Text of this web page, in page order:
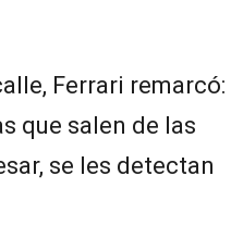
Ferrari remarcó:
que salen de las
se les detectan